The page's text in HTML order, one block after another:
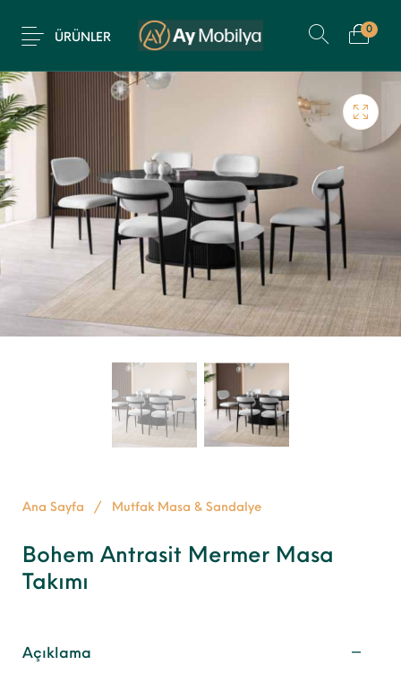
ÜRÜNLER
0
Ana Sayfa / Mutfak Masa & Sandalye
Bohem Antrasit Mermer Masa
Takımı
Açıklama